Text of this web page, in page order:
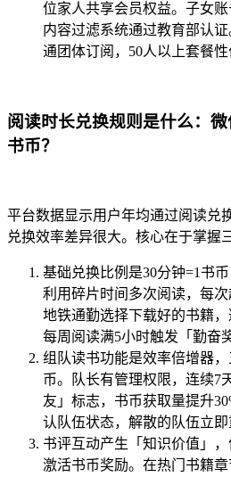
位家人共享会员权益。子女账
内容过滤系统通过教育部认
通团体订阅，50人以上套餐性
阅读时长兑换规则是什么：
书币？
平台数据显示用户年均通过阅读兑
兑换效率差异很大。核心在于掌握
基础兑换比例是30分钟=1书
利用碎片时间多次阅读，每次
地铁通勤选择下载好的书籍，
每周阅读满5小时触发「勤奋
组队读书功能是效率倍增器
币。队长有管理权限，连续7
友」标志，书币获取量提升
认队伍状态，解散的队伍立即
书评互动产生「知识价值」
激活书币奖励。在热门书籍